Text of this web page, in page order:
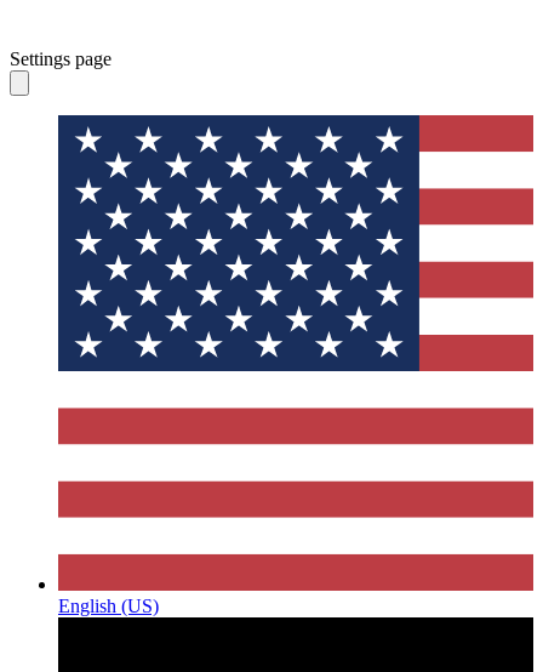
Settings page
English (US)